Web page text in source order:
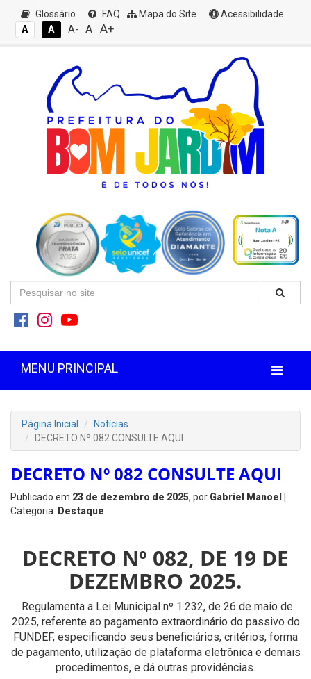
Glossário FAQ Mapa do Site
Acessibilidade
A
A A- A A+
MENU PRINCIPAL
Página Inicial
Notícias
DECRETO Nº 082 CONSULTE AQUI
DECRETO Nº 082 CONSULTE AQUI
Publicado em 23 de dezembro de 2025, por Gabriel Manoel
Categoria: Destaque
DECRETO Nº 082, DE 19 DE
DEZEMBRO 2025.
Regulamenta a Lei Municipal nº 1.232, de 26 de maio de
2025, referente ao pagamento extraordinário do passivo do
FUNDEF, especificando seus beneficiários, critérios, forma
de pagamento, utilização de plataforma eletrônica e demais
procedimentos, e dá outras providências.